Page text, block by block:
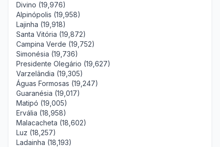
Divino (19,976)
Alpinópolis (19,958)
Lajinha (19,918)
Santa Vitória (19,872)
Campina Verde (19,752)
Simonésia (19,736)
Presidente Olegário (19,627)
Varzelândia (19,305)
Águas Formosas (19,247)
Guaranésia (19,017)
Matipó (19,005)
Ervália (18,958)
Malacacheta (18,602)
Luz (18,257)
Ladainha (18,193)